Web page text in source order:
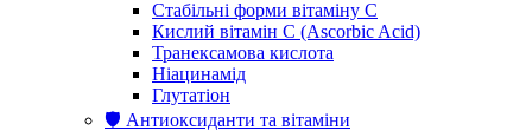
Стабільні форми вітаміну С
Кислий вітамін С (Ascorbic Acid)
Транексамова кислота
Ніацинамід
Глутатіон
🛡️ Антиоксиданти та вітаміни